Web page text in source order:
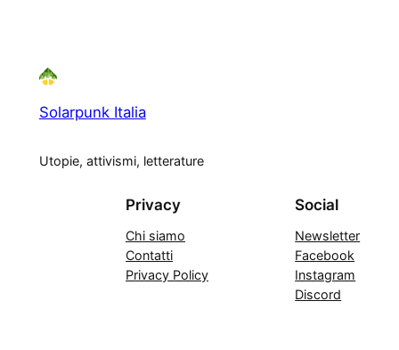
Solarpunk Italia
Utopie, attivismi, letterature
Privacy
Chi siamo
Contatti
Privacy Policy
Social
Newsletter
Facebook
Instagram
Discord